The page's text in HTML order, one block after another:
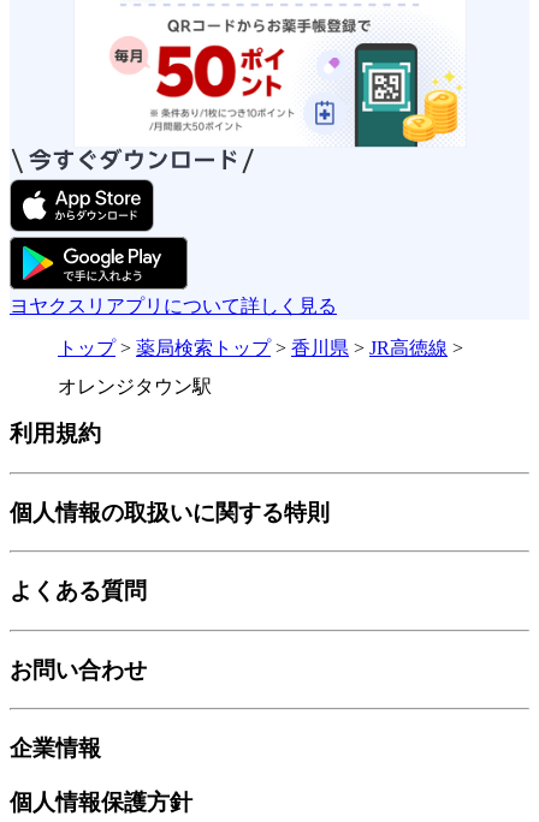
ヨヤクスリアプリについて詳しく見る
トップ> 薬局検索トップ> 香川県 > JR高徳線 >
オレンジタウン駅
利用規約
個人情報の取扱いに関する特則
よくある質問
お問い合わせ
企業情報
個人情報保護方針